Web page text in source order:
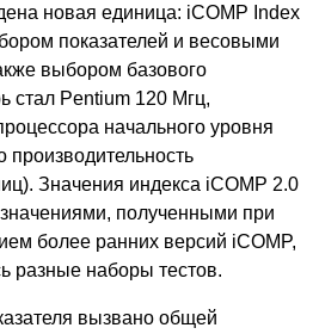
новая единица: iCOMP Index
показателей и весовыми
выбором базового
стал Pentium 120 Мгц,
начального уровня
Значения индекса iCOMP 2.0
полученными при
более ранних версий iCOMP,
разные наборы тестов.
вызвано общей